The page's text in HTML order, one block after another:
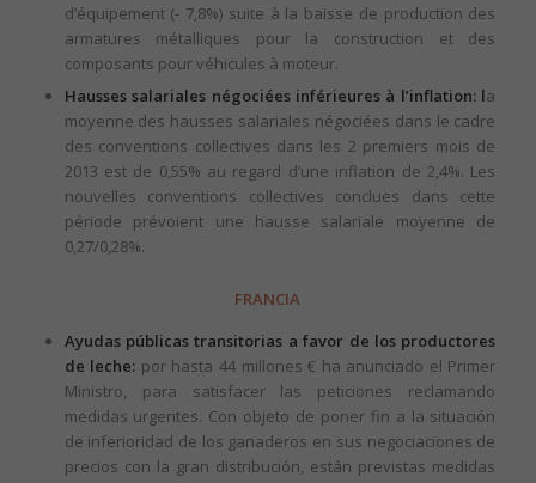
d’équipement (- 7,8%) suite à la baisse de production des
armatures métalliques pour la construction et des
composants pour véhicules à moteur.
Hausses salariales négociées inférieures à l’inflation: la
moyenne des hausses salariales négociées dans le cadre
des conventions collectives dans les 2 premiers mois de
2013 est de 0,55% au regard d’une inflation de 2,4%. Les
nouvelles conventions collectives conclues dans cette
période prévoient une hausse salariale moyenne de
0,27/0,28%.
FRANCIA
Ayudas públicas transitorias a favor de los productores
de leche: por hasta 44 millones € ha anunciado el Primer
Ministro, para satisfacer las peticiones reclamando
medidas urgentes. Con objeto de poner fin a la situación
de inferioridad de los ganaderos en sus negociaciones de
precios con la gran distribución, están previstas medidas